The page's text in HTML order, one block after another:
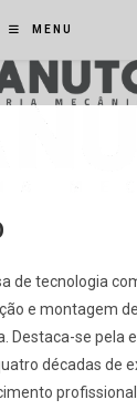
MENU
de tecnologia
e montagem
Destaca-se pela
décadas de